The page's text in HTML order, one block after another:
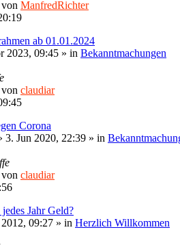
von ManfredRichter
ab 01.01.2024
2023, 09:45 » in Bekanntmachungen
von claudiar
Corona
3. Jun 2020, 22:39 » in
von claudiar
Jahr Geld?
09:27 » in Herzlich Willkommen